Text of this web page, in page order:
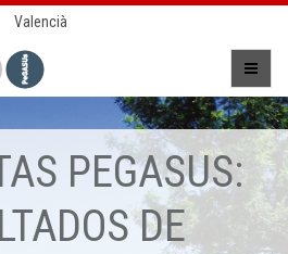
Valencià
PEGASUS:
DE